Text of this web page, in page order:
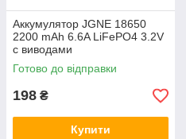
Аккумулятор JGNE 18650
2200 mAh 6.6A LiFePO4 3.2V
с виводами
Готово до відправки
198 ₴
Купити